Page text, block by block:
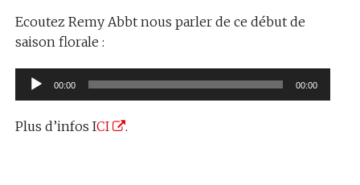
Ecoutez Remy Abbt nous parler de ce début de
saison florale :
Lecteur
audio
00:00 00:00
Plus d’infos ICI .